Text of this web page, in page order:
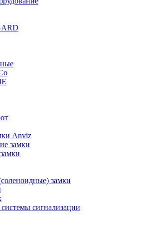
Anviz
замки
замки
сигнализации